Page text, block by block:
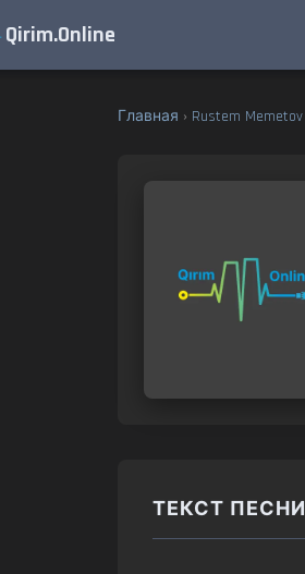
Qirim.Online
Главная › Rustem Memetov
ТЕКСТ ПЕСНИ